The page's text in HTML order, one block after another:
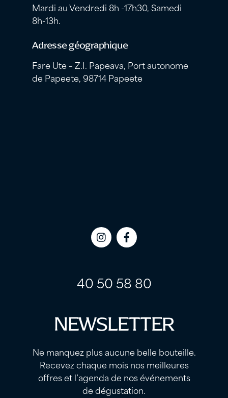
Mardi au Vendredi 8h -17h30, Samedi
8h-13h.
Adresse géographique
Fare Ute – Z.I. Papeava, Port autonome
de Papeete, 98714 Papeete
Icon
Icon
40 50 58 80
NEWSLETTER
Ne manquez plus aucune belle bouteille.
Recevez chaque mois nos meilleures
offres et l’agenda de nos événements
de dégustation.